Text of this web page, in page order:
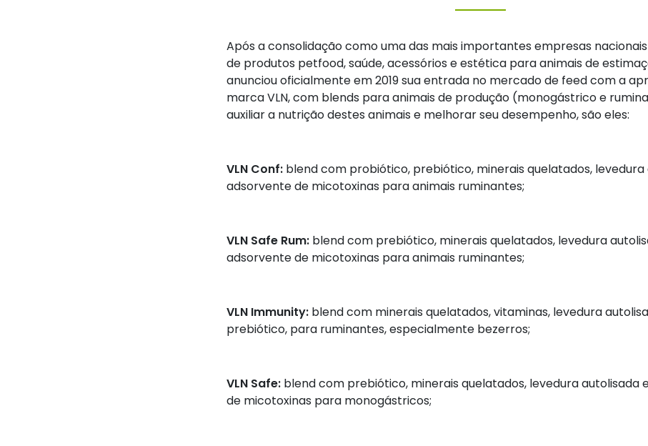
Após a consolidação como uma das mais importantes empresas
de produtos petfood, saúde, acessórios e estética para animais de
anunciou oficialmente em 2019 sua entrada no mercado de feed com a
marca VLN, com blends para animais de produção (monogástrico e
auxiliar a nutrição destes animais e melhorar seu desempenho, são eles:
VLN Conf: blend com probiótico, prebiótico, minerais quelatados, levedura
adsorvente de micotoxinas para animais ruminantes;
VLN Safe Rum: blend com prebiótico, minerais quelatados, levedura
adsorvente de micotoxinas para animais ruminantes;
VLN Immunity: blend com minerais quelatados, vitaminas, levedura
prebiótico, para ruminantes, especialmente bezerros;
VLN Safe: blend com prebiótico, minerais quelatados, levedura autolisada
de micotoxinas para monogástricos;